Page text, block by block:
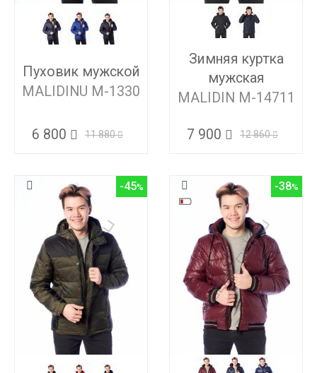
Пуховик мужской
MALIDINU M-1330
6 800 11 880
Зимняя куртка
мужская
MALIDIN M-14711
7 900 12 860
-45 -38